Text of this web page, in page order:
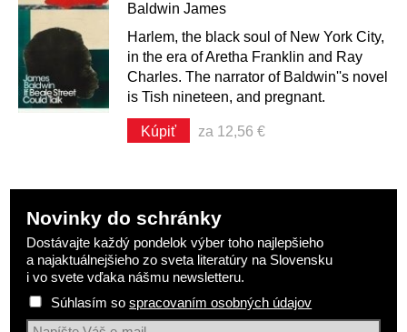
Baldwin James
Harlem, the black soul of New York City,
in the era of Aretha Franklin and Ray
Charles. The narrator of Baldwin''s novel
is Tish nineteen, and pregnant.
Kúpiť za 12,56 €
Novinky do schránky
Dostávajte každý pondelok výber toho najlepšieho
a najaktuálnejšieho zo sveta literatúry na Slovensku
i vo svete vďaka nášmu newsletteru.
Súhlasím sospracovaním osobných údajov